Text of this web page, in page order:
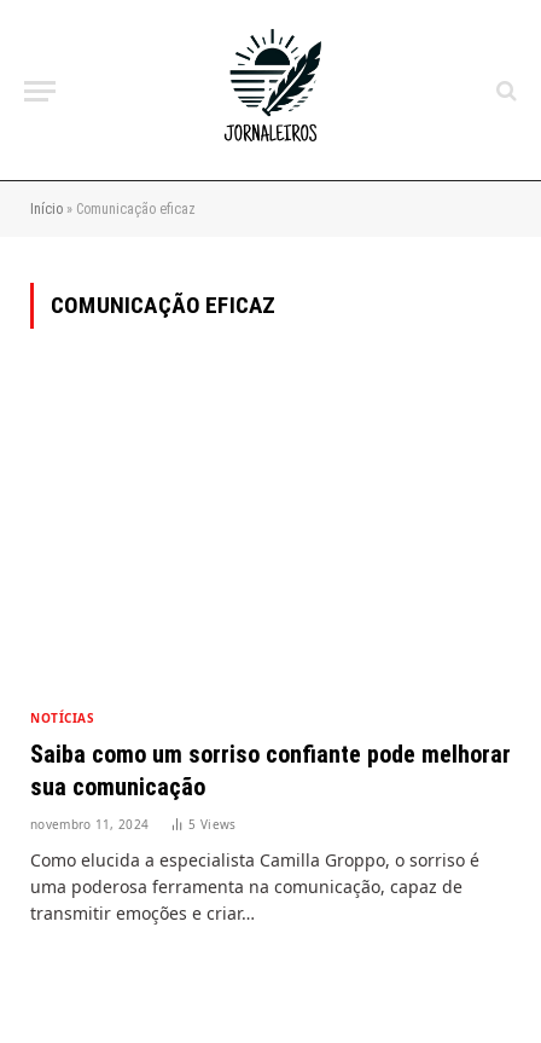
Início » Comunicação eficaz
COMUNICAÇÃO EFICAZ
NOTÍCIAS
Saiba como um sorriso confiante pode melhorar
sua comunicação
novembro 11, 2024 5Views
Como elucida a especialista Camilla Groppo, o sorriso é
uma poderosa ferramenta na comunicação, capaz de
transmitir emoções e criar…